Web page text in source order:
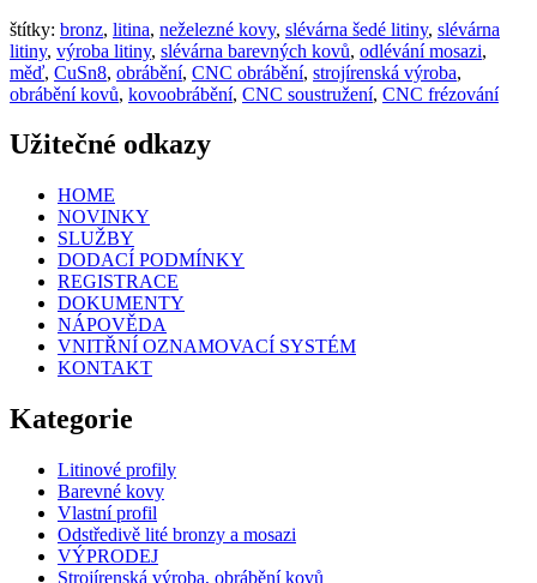
štítky: bronz, litina, neželezné kovy, slévárna šedé litiny, slévárna
litiny, výroba litiny, slévárna barevných kovů, odlévání mosazi,
měď, CuSn8, obrábění, CNC obrábění, strojírenská výroba,
obrábění kovů, kovoobrábění, CNC soustružení, CNC frézování
Užitečné odkazy
HOME
NOVINKY
SLUŽBY
DODACÍ PODMÍNKY
REGISTRACE
DOKUMENTY
NÁPOVĚDA
VNITŘNÍ OZNAMOVACÍ SYSTÉM
KONTAKT
Kategorie
Litinové profily
Barevné kovy
Vlastní profil
Odstředivě lité bronzy a mosazi
VÝPRODEJ
Strojírenská výroba, obrábění kovů